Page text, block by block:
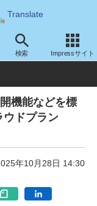
Translate
検索 Impressサイト
ス その他
機能などを標
ウドプラン
年10月28日 14:30